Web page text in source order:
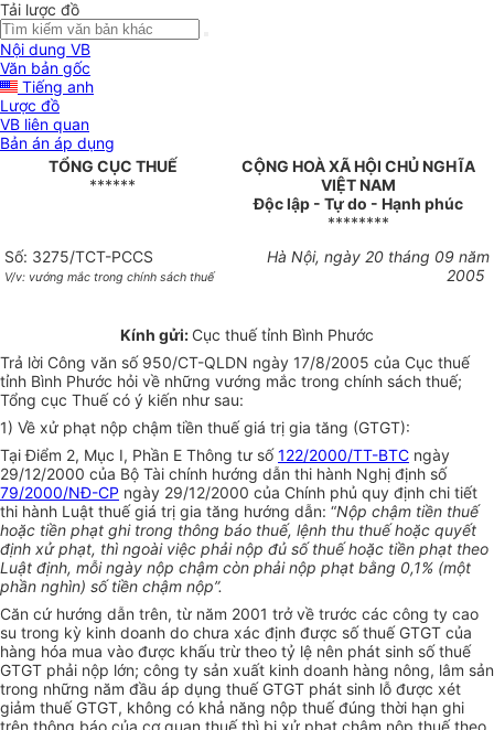
Tải lược đồ
Nội dung VB
Văn bản gốc
Tiếng anh
Lược đồ
VB liên quan
Bản án áp dụng
TỔNG CỤC THUẾ
******
CỘNG HOÀ XÃ HỘI CHỦ NGHĨA
VIỆT NAM
Độc lập - Tự do - Hạnh phúc
********
Số: 3275/TCT-PCCS
V/v: vướng mắc trong chính sách thuế
Hà Nội, ngày 20 tháng 09 năm
2005
Kính gửi: Cục thuế tỉnh Bình Phước
Trả lời Công văn số 950/CT-QLDN ngày 17/8/2005 của Cục thuế
tỉnh Bình Phước hỏi về những vướng mắc trong chính sách thuế;
Tổng cục Thuế có ý kiến như sau:
1) Về xử phạt nộp chậm tiền thuế giá trị gia tăng (GTGT):
Tại Điểm 2, Mục I, Phần E Thông tư số122/2000/TT-BTC ngày
29/12/2000 của Bộ Tài chính hướng dẫn thi hành Nghị định số
79/2000/NĐ-CP ngày 29/12/2000 của Chính phủ quy định chi tiết
thi hành Luật thuế giá trị gia tăng hướng dẫn: “Nộp chậm tiền thuế
hoặc tiền phạt ghi trong thông báo thuế, lệnh thu thuế hoặc quyết
định xử phạt, thì ngoài việc phải nộp đủ số thuế hoặc tiền phạt theo
Luật định, mỗi ngày nộp chậm còn phải nộp phạt bằng 0,1% (một
phần nghìn) số tiền chậm nộp”.
Căn cứ hướng dẫn trên, từ năm 2001 trở về trước các công ty cao
su trong kỳ kinh doanh do chưa xác định được số thuế GTGT của
hàng hóa mua vào được khấu trừ theo tỷ lệ nên phát sinh số thuế
GTGT phải nộp lớn; công ty sản xuất kinh doanh hàng nông, lâm sản
trong những năm đầu áp dụng thuế GTGT phát sinh lỗ được xét
giảm thuế GTGT, không có khả năng nộp thuế đúng thời hạn ghi
trên thông báo của cơ quan thuế thì bị xử phạt chậm nộp thuế theo